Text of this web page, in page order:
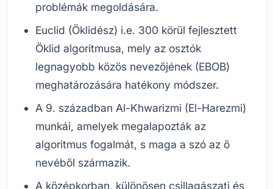
problémák megoldására.
Euclid (Öklidész) i.e. 300 körül fejlesztett
Öklid algoritmusa, mely az osztók
legnagyobb közös nevezőjének (EBOB)
meghatározására hatékony módszer.
A 9. században Al-Khwarizmi (El-Harezmi)
munkái, amelyek megalapozták az
algoritmus fogalmát, s maga a szó az ő
nevéből származik.
A középkorban, különösen csillagászati és